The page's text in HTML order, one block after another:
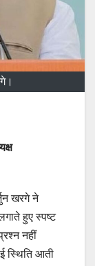
खरगे ने
हुए स्पष्ट
नहीं
स्थिति आती